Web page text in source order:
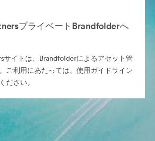
プライベートBrandfolderへ
サイトは、Brandfolderによるアセット管
ご利用にあたっては、使用ガイドライン
ださい。